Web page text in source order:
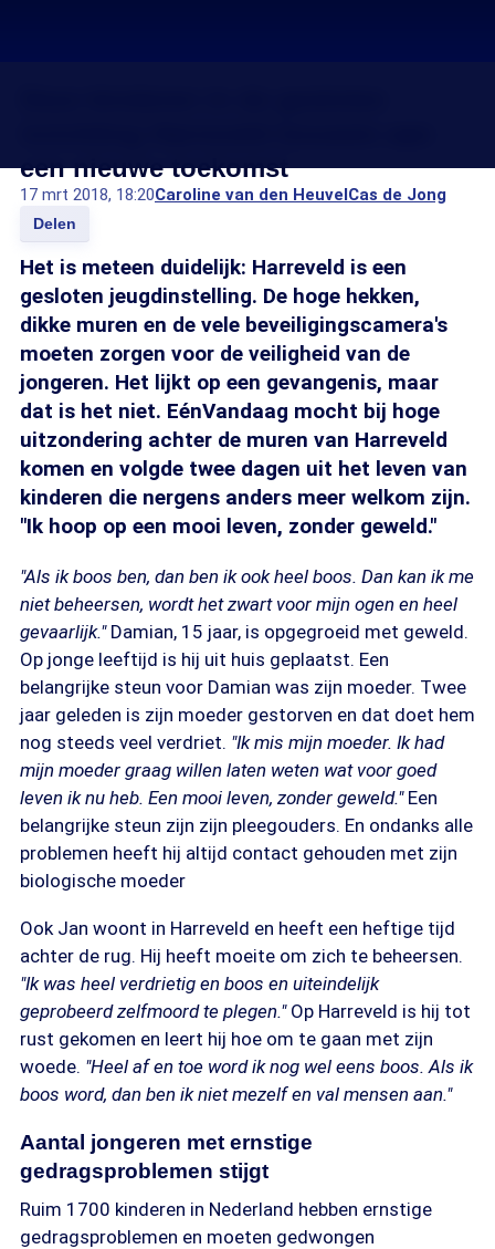
een nieuwe toekomst
17 mrt 2018, 18:20Caroline van den HeuvelCas de Jong
Delen
Het is meteen duidelijk: Harreveld is een
gesloten jeugdinstelling. De hoge hekken,
dikke muren en de vele beveiligingscamera's
moeten zorgen voor de veiligheid van de
jongeren. Het lijkt op een gevangenis, maar
dat is het niet. EénVandaag mocht bij hoge
uitzondering achter de muren van Harreveld
komen en volgde twee dagen uit het leven van
kinderen die nergens anders meer welkom zijn.
"Ik hoop op een mooi leven, zonder geweld."
"Als ik boos ben, dan ben ik ook heel boos. Dan kan ik me
niet beheersen, wordt het zwart voor mijn ogen en heel
gevaarlijk."Damian, 15 jaar, is opgegroeid met geweld.
Op jonge leeftijd is hij uit huis geplaatst. Een
belangrijke steun voor Damian was zijn moeder. Twee
jaar geleden is zijn moeder gestorven en dat doet hem
nog steeds veel verdriet. "Ik mis mijn moeder. Ik had
mijn moeder graag willen laten weten wat voor goed
leven ik nu heb. Een mooi leven, zonder geweld." Een
belangrijke steun zijn zijn pleegouders. En ondanks alle
problemen heeft hij altijd contact gehouden met zijn
biologische moeder
Ook Jan woont in Harreveld en heeft een heftige tijd
achter de rug. Hij heeft moeite om zich te beheersen.
"Ik was heel verdrietig en boos en uiteindelijk
geprobeerd zelfmoord te plegen." Op Harreveld is hij tot
rust gekomen en leert hij hoe om te gaan met zijn
woede. "Heel af en toe word ik nog wel eens boos. Als ik
boos word, dan ben ik niet mezelf en val mensen aan."
Aantal jongeren met ernstige
gedragsproblemen stijgt
Ruim 1700 kinderen in Nederland hebben ernstige
gedragsproblemen en moeten gedwongen